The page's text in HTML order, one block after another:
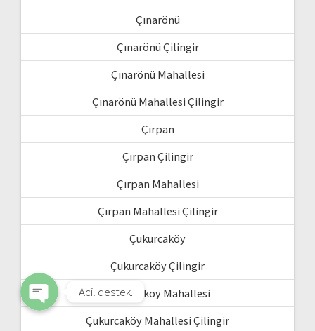
Çınarönü
Çınarönü Çilingir
Çınarönü Mahallesi
Çınarönü Mahallesi Çilingir
Çırpan
Çırpan Çilingir
Çırpan Mahallesi
Çırpan Mahallesi Çilingir
Çukurcaköy
Çukurcaköy Çilingir
Çukurcaköy Mahallesi
Çukurcaköy Mahallesi Çilingir
Phone
Acil destek.